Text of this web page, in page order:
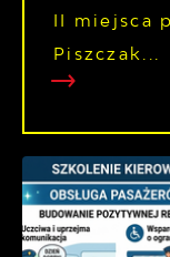
II miejsca
Piszczak...